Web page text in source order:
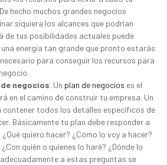
hecho muchos grandes negocios
siquiera los alcances que podrían
de tus posibilidades actuales puede
energía tan grande que pronto estarás
para conseguir los recursos para
negocios. Un plan de negocios es el
en el camino de construir tu empresa. Un
contener todos los detalles específicos de
Básicamente tu plan debe responder a
quiero hacer? ¿Cómo lo voy a hacer?
quién o quienes lo haré? ¿Dónde lo
a estas preguntas se